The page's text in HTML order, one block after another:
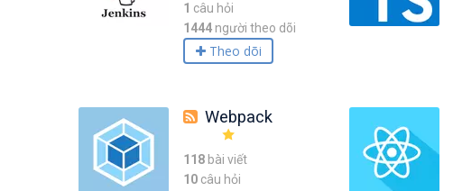
1 câu hỏi
1444 người theo dõi
Theo dõi
Webpack
118 bài viết
10 câu hỏi